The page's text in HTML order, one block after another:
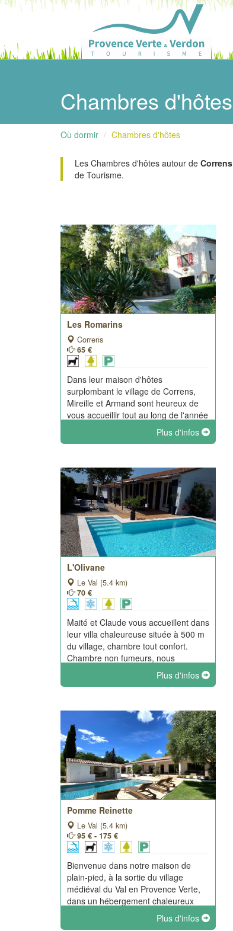
Chambres d'hôtes
Où dormir Chambres d'hôtes
Les Chambres d'hôtes autour de Correns
de Tourisme.
Les Romarins
Correns
65 €
Dans leur maison d'hôtes
surplombant le village de Correns,
Mireille et Armand sont heureux de
vous accueillir tout au long de l'année
pour un court ou long séjour.Plus d'infos
L'Olivane
Le Val (5.4 km)
70 €
Maité et Claude vous accueillent dans
leur villa chaleureuse située à 500 m
du village, chambre tout confort.
Chambre non fumeurs, nous
n'acceptons pas les animaux.Plus d'infos
Pomme Reinette
Le Val (5.4 km)
95 € - 175 €
Bienvenue dans notre maison de
plain-pied, à la sortie du village
médiéval du Val en Provence Verte,
dans un hébergement chaleureux
d'une surface totale de 37m², pour 2
personnes (possibilité 4 personnes).
Plus d'infos